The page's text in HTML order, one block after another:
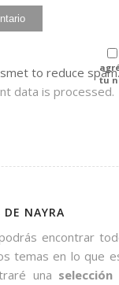
tu
to reduce
data is processed.
DE NAYRA
encontrar
temas en lo que
una